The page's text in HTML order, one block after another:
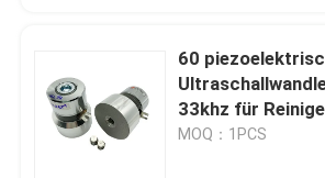
60
33khz für
MOQ：1PCS